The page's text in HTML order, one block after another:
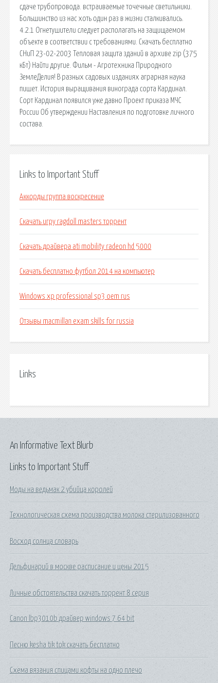
сдаче трубопровода. встраиваемые точечные светильники.
Большинство из нас хоть один раз в жизни сталкивались.
4.2.1 Огнетушители следует располагать на защищаемом
объекте в соответствии с требованиями. Cкачать бесплатно
СНиП 23-02-2003 Тепловая защита зданий в архиве zip (375
кБт) Найти другие. Фильм - Агротехника Природного
ЗемлеДелия! В разных садовых изданиях аграрная наука
пишет. История выращивания винограда сорта Кардинал.
Сорт Кардинал появился уже давно Проект приказа МЧС
России Об утверждении Наставления по подготовке личного
состава.
Links to Important Stuff
Аккорды группа воскресение
Скачать игру ragdoll masters торрент
Скачать драйвера ati mobility radeon hd 5000
Скачать бесплатно футбол 2014 на компьютер
Windows xp professional sp3 oem rus
Отзывы macmillan exam skills for russia
Links
Links to Important Stuff
Моды на ведьмак 2 убийца королей
Технологическая схема производства молока стерилизованного
Восход солнца словарь
Дельфинарий в москве расписание и цены 2015
Личные обстоятельства скачать торрент 8 серия
Canon lbp3010b драйвер windows 7 64 bit
Песню kesha tik tok скачать бесплатно
Схема вязания спицами кофты на одно плечо
An Informative Text Blurb